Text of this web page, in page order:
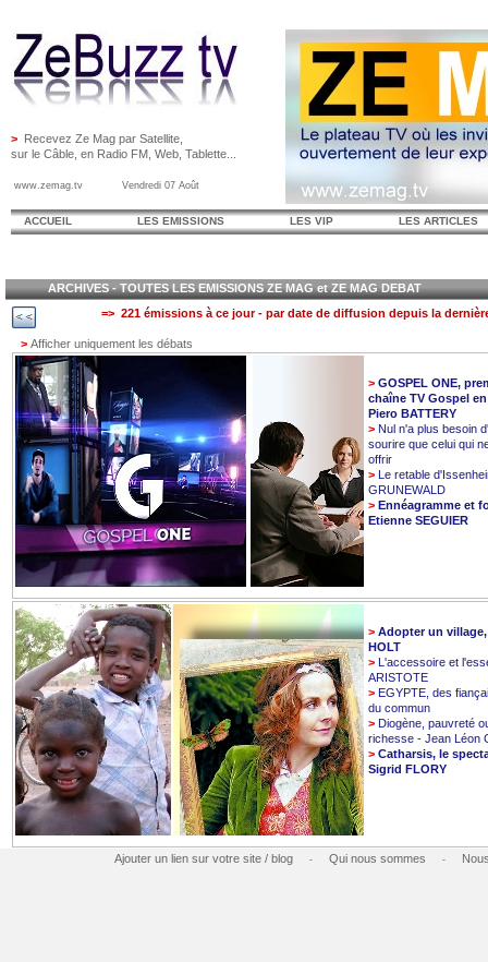
> Recevez Ze Mag par Satellite,
sur le Câble, en Radio FM, Web, Tablette...
www.zemag.tv Vendredi 07 Août
ACCUEIL LES EMISSIONS LES VIP LES ARTICLES
ARCHIVES - TOUTES LES EMISSIONS ZE MAG et ZE MAG DEBAT
=> 221 émissions à ce jour - par date de diffusion depuis la
> Afficher uniquement les débats
> GOSPEL ONE,
chaîne TV Gospel
Piero BATTERY
> Nul n'a plus besoin
sourire que celui qui
offrir
> Le retable
GRUNEWALD
> Ennéagramme et
Etienne SEGUIER
> Adopter un
HOLT
> L'accessoire et
ARISTOTE
> EGYPTE, des
du commun
> Diogène, pauvreté
richesse - Jean Léon
> Catharsis, le
Sigrid FLORY
Ajouter un lien sur votre site / blog - Qui nous sommes -